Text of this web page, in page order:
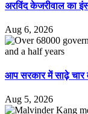
अरविंद केजरीवाल का
Aug 6, 2026
आप सरकार में साढ़े चार
Aug 5, 2026